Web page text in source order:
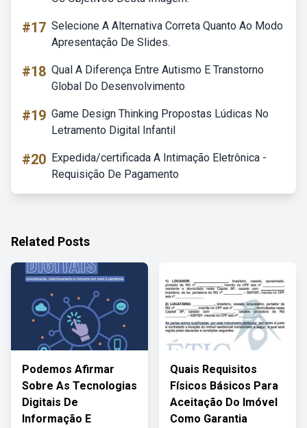
#17 Selecione A Alternativa Correta Quanto Ao Modo
Apresentação De Slides.
#18 Qual A Diferença Entre Autismo E Transtorno
Global Do Desenvolvimento
#19 Game Design Thinking Propostas Lúdicas No
Letramento Digital Infantil
#20 Expedida/certificada A Intimação Eletrônica -
Requisição De Pagamento
Related Posts
Podemos Afirmar
Sobre As Tecnologias
Digitais De
Informação E
Quais Requisitos
Físicos Básicos Para
Aceitação Do Imóvel
Como Garantia